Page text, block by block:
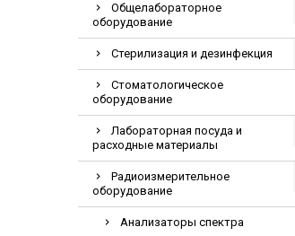
Общелабораторное
оборудование
Стерилизация и дезинфекция
Стоматологическое
оборудование
Лабораторная посуда и
расходные материалы
Радиоизмерительное
оборудование
Анализаторы спектра